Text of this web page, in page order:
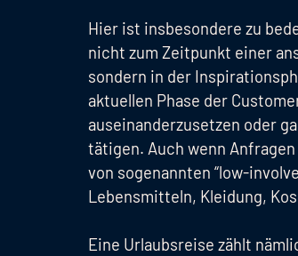
Hier ist insbesondere zu
nicht zum Zeitpunkt einer
sondern in der
aktuellen Phase der
auseinanderzusetzen oder
tätigen. Auch wenn
von sogenannten “low-
Lebensmitteln, Kleidung,
Eine Urlaubsreise zählt